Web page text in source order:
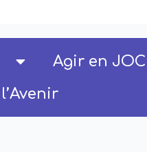
Agir en JOC